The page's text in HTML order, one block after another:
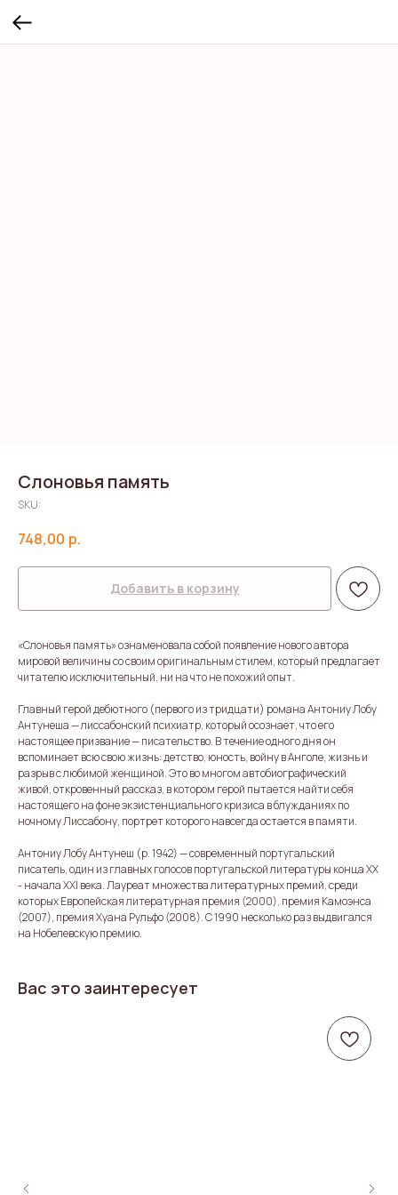
Слоновья память
SKU:
748,00 р.
Добавить в корзину
«Слоновья память» ознаменовала собой появление нового автора
мировой величины со своим оригинальным стилем, который предлагает
читателю исключительный, ни на что не похожий опыт.
Главный герой дебютного (первого из тридцати) романа Антониу Лобу
Антунеша — лиссабонский психиатр, который осознает, что его
настоящее призвание — писательство. В течение одного дня он
вспоминает всю свою жизнь: детство, юность, войну в Анголе, жизнь и
разрыв с любимой женщиной. Это во многом автобиографический
живой, откровенный рассказ, в котором герой пытается найти себя
настоящего на фоне экзистенциального кризиса в блужданиях по
ночному Лиссабону, портрет которого навсегда остается в памяти.
Антониу Лобу Антунеш (р. 1942) — современный португальский
писатель, один из главных голосов португальской литературы конца XX
- начала XXI века. Лауреат множества литературных премий, среди
которых Европейская литературная премия (2000), премия Камоэнса
(2007), премия Хуана Рульфо (2008). С 1990 несколько раз выдвигался
на Нобелевскую премию.
Вас это заинтересует